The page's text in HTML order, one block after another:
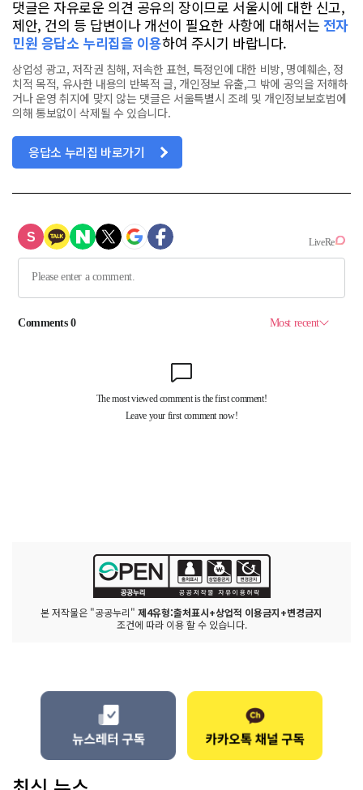
댓글은 자유로운 의견 공유의 장이므로 서울시에 대한 신고,
제안, 건의 등 답변이나 개선이 필요한 사항에 대해서는 전자
민원 응답소 누리집을 이용하여 주시기 바랍니다.
상업성 광고, 저작권 침해, 저속한 표현, 특정인에 대한 비방, 명예훼손, 정
치적 목적, 유사한 내용의 반복적 글, 개인정보 유출,그 밖에 공익을 저해하
거나 운영 취지에 맞지 않는 댓글은 서울특별시 조례 및 개인정보보호법에
의해 통보없이 삭제될 수 있습니다.
응답소 누리집 바로가기
본 저작물은 "공공누리" 제4유형:출처표시+상업적 이용금지+변경금지
조건에 따라 이용 할 수 있습니다.